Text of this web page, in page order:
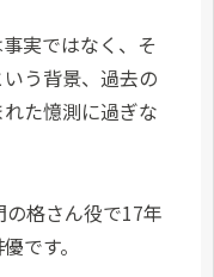
実ではなく、そ
う背景、過去の
た憶測に過ぎな
格さん役で17年
です。